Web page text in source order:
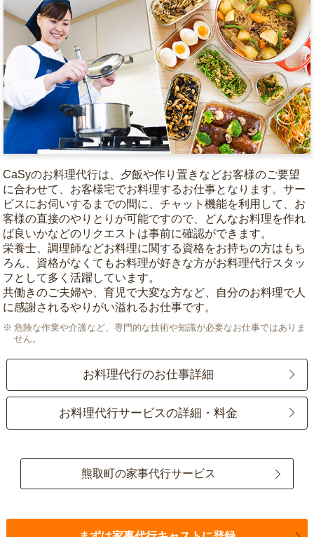
CaSyのお料理代行は、夕飯や作り置きなどお客様のご要望
に合わせて、お客様宅でお料理するお仕事となります。サー
ビスにお伺いするまでの間に、チャット機能を利用して、お
客様の直接のやりとりが可能ですので、どんなお料理を作れ
ば良いかなどのリクエストは事前に確認ができます。
栄養士、調理師などお料理に関する資格をお持ちの方はもち
ろん、資格がなくてもお料理が好きな方がお料理代行スタッ
フとして多く活躍しています。
共働きのご夫婦や、育児で大変な方など、自分のお料理で人
に感謝されるやりがい溢れるお仕事です。
危険な作業や介護など、専門的な技術や知識が必要なお仕事ではありま
せん。
お料理代行のお仕事詳細
お料理代行サービスの詳細・料金
熊取町の家事代行サービス